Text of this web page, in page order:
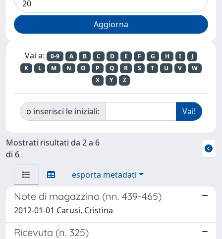
Vai a: 0-9 A B C D E F G H I
J
K
L M N O P Q R S T U V
W
X
Y Z
o inserisci le iniziali:
Mostrati risultati da 2 a 6
di 6
esporta metadati
Note di magazzino (nn. 439-465)
2012-01-01 Carusi, Cristina
Ricevuta (n. 325)